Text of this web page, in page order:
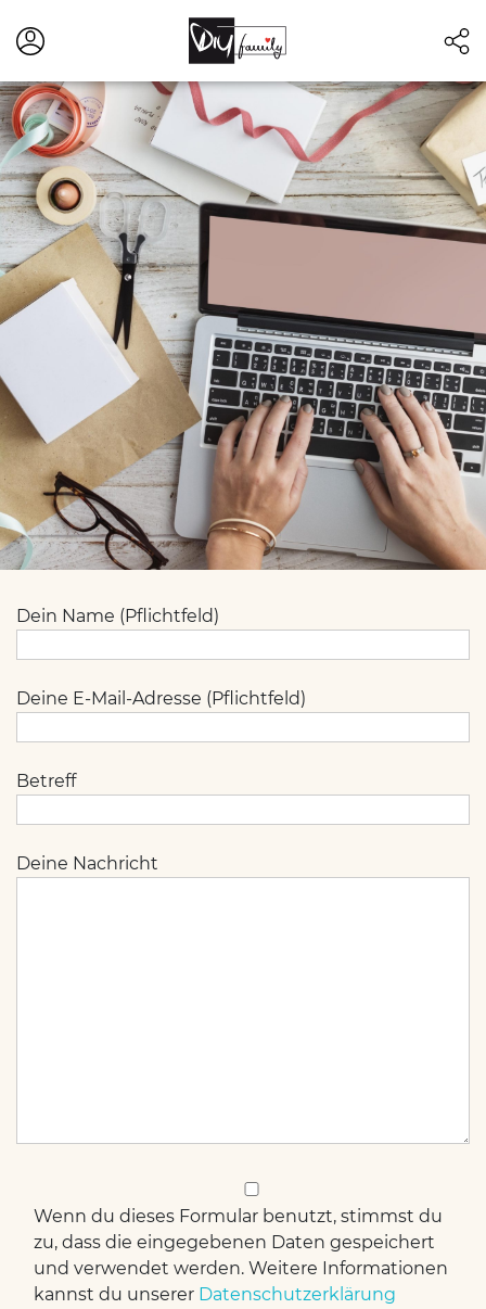
Dein Name (Pflichtfeld)
Deine E-Mail-Adresse (Pflichtfeld)
Betreff
Deine Nachricht
Wenn du dieses Formular benutzt, stimmst du
zu, dass die eingegebenen Daten gespeichert
und verwendet werden. Weitere Informationen
kannst du unserer Datenschutzerklärung